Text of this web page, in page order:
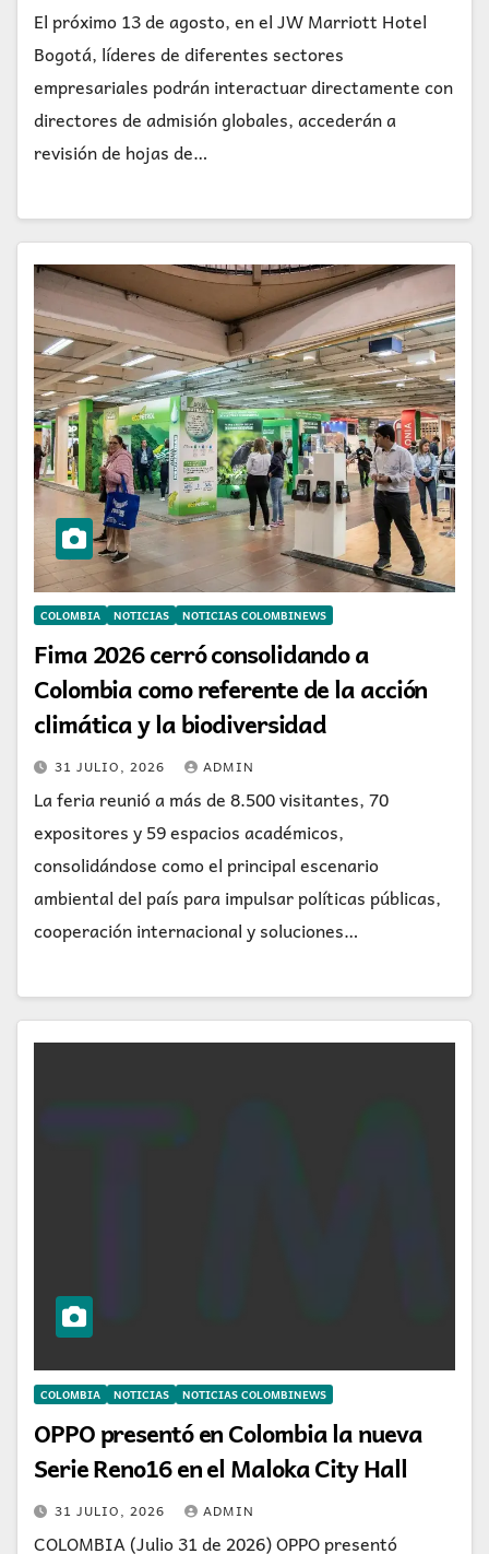
El próximo 13 de agosto, en el JW Marriott Hotel
Bogotá, líderes de diferentes sectores
empresariales podrán interactuar directamente con
directores de admisión globales, accederán a
revisión de hojas de…
COLOMBIA NOTICIAS NOTICIAS COLOMBINEWS
Fima 2026 cerró consolidando a
Colombia como referente de la acción
climática y la biodiversidad
31 JULIO, 2026 ADMIN
La feria reunió a más de 8.500 visitantes, 70
expositores y 59 espacios académicos,
consolidándose como el principal escenario
ambiental del país para impulsar políticas públicas,
cooperación internacional y soluciones…
COLOMBIA NOTICIAS NOTICIAS COLOMBINEWS
OPPO presentó en Colombia la nueva
Serie Reno16 en el Maloka City Hall
31 JULIO, 2026 ADMIN
COLOMBIA (Julio 31 de 2026) OPPO presentó